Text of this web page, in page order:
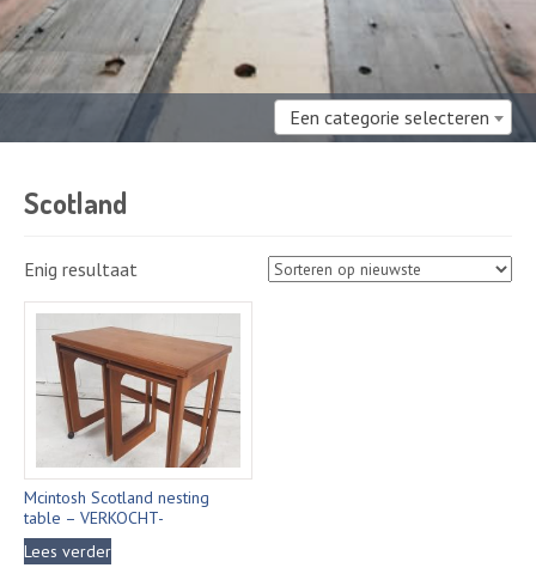
Een categorie selecteren
Scotland
Enig resultaat
Mcintosh Scotland nesting
table – VERKOCHT-
Lees verder